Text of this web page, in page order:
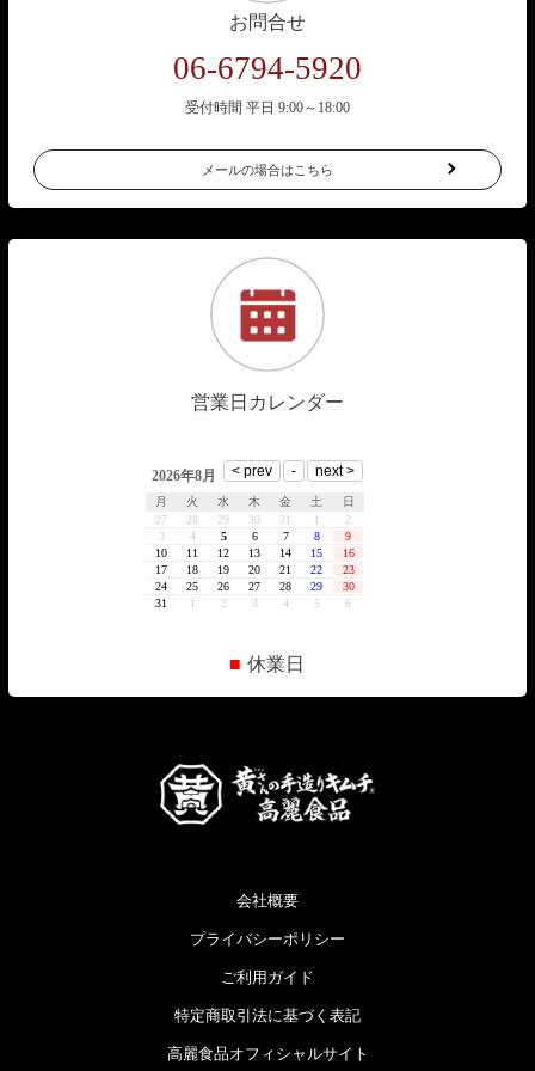
お問合せ
06-6794-5920
受付時間 平日 9:00～18:00
メールの場合はこちら
営業日カレンダー
■ 休業日
会社概要
プライバシーポリシー
ご利用ガイド
特定商取引法に基づく表記
高麗食品オフィシャルサイト